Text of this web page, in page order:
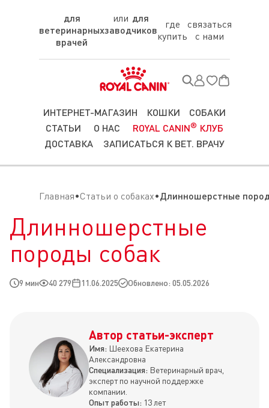
для
ветеринарных
врачей
для
заводчиков
где
купить
связаться
с нами
ИНТЕРНЕТ-МАГАЗИН КОШКИ
СОБАКИ
СТАТЬИ
О НАС ROYAL CANIN® КЛУБ
ДОСТАВКА
ЗАПИСАТЬСЯ К ВЕТ. ВРАЧУ
Главная Статьи о собаках Длинношерстные
Длинношерстные
породы собак
9 мин 40 279 11.06.2025 Обновлено: 05.05.2026
Автор статьи-эксперт
Имя: Шеехова Екатерина
Александровна
Специализация: Ветеринарный врач,
эксперт по научной поддержке
компании.
Опыт работы: 13 лет